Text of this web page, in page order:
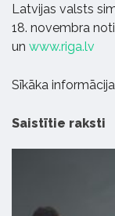
Latvijas valsts
18. novembra
un www.riga.lv
Sīkāka
Saistītie raksti